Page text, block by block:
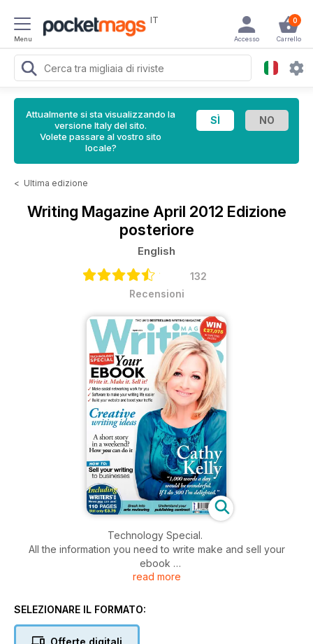
Menu
IT 0
Carrello
Accesso
Attualmente si sta visualizzando la
versione Italy del sito.
Volete passare al vostro sito
locale?
< Ultima edizione
Writing Magazine April 2012 Edizione
posteriore
English
132
Recensioni
Technology Special.
All the information you need to write make and sell your
ebook
How you can write a short story in a weekend
read more
SELEZIONARE IL FORMATO:
Offerte digitali